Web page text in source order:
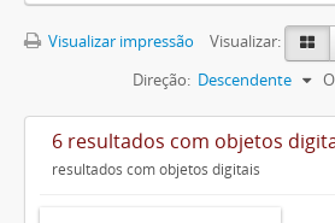
Visualizar impressão
Visualizar:
Direção: Descendente
6 resultados com objetos
resultados com objetos digitais